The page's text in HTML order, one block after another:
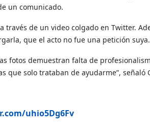
un comunicado.
de un video colgado en Twitter.
que el acto no fue una petición suya.
fotos demuestran falta de
que solo trataban de ayudarme”, señaló
uhio5Dg6Fv